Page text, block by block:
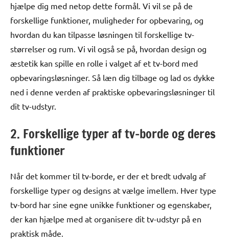
hjælpe dig med netop dette formål. Vi vil se på de
forskellige funktioner, muligheder for opbevaring, og
hvordan du kan tilpasse løsningen til forskellige tv-
størrelser og rum. Vi vil også se på, hvordan design og
æstetik kan spille en rolle i valget af et tv-bord med
opbevaringsløsninger. Så læn dig tilbage og lad os dykke
ned i denne verden af praktiske opbevaringsløsninger til
dit tv-udstyr.
2. Forskellige typer af tv-borde og deres
funktioner
Når det kommer til tv-borde, er der et bredt udvalg af
forskellige typer og designs at vælge imellem. Hver type
tv-bord har sine egne unikke funktioner og egenskaber,
der kan hjælpe med at organisere dit tv-udstyr på en
praktisk måde.